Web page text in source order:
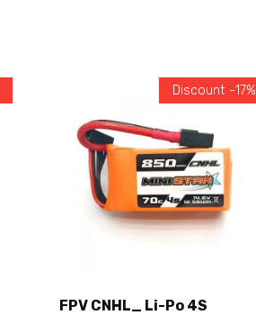
Discount -17%
FPV CNHL_ Li-Po 4S